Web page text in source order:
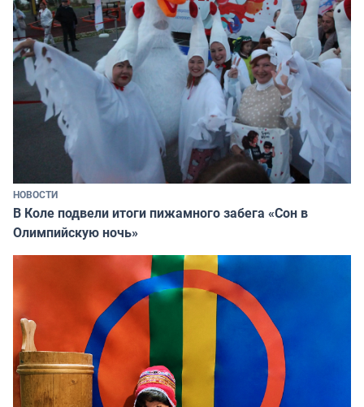
НОВОСТИ
В Коле подвели итоги пижамного забега «Сон в
Олимпийскую ночь»